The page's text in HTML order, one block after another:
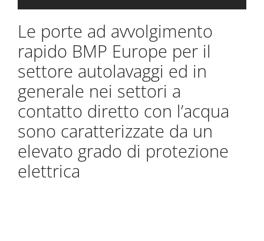
Le porte ad avvolgimento
rapido BMP Europe per il
settore autolavaggi ed in
generale nei settori a
contatto diretto con l’acqua
sono caratterizzate da un
elevato grado di protezione
elettrica